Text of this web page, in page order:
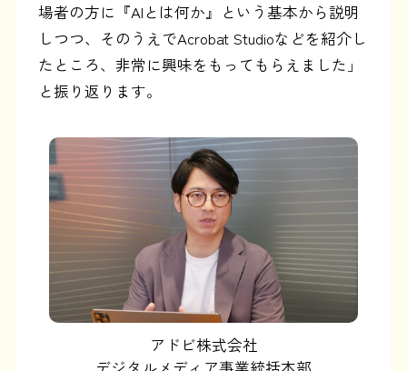
場者の方に『AIとは何か』という基本から説明
しつつ、そのうえでAcrobat Studioなどを紹介し
たところ、非常に興味をもってもらえました」
と振り返ります。
アドビ株式会社